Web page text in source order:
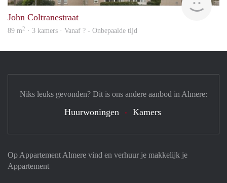
John Coltranestraat
89 m2 · 3 kamers · Vanaf ? - Onbepaalde tijd
Op Appartement Almere vind en verhuur je makkelijk je
Appartement
Niks leuks gevonden? Dit is ons andere aanbod in Almere:
Huurwoningen Kamers